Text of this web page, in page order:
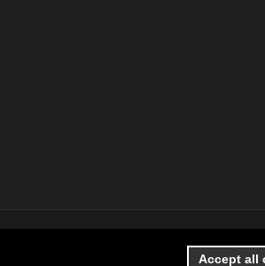
Accept all